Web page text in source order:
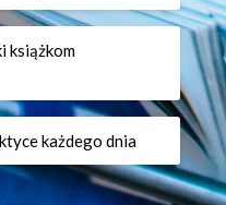
książkom
każdego dnia